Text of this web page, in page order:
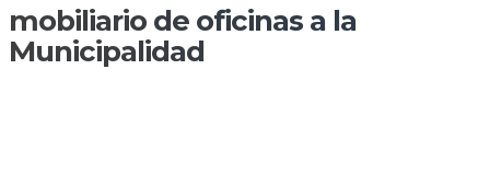
mobiliario de oficinas a la
Municipalidad